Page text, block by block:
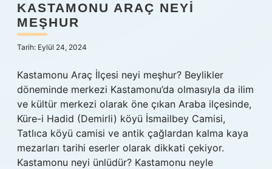
Hakkımızda
KASTAMONU ARAÇ NEYI
MEŞHUR
Tarih: Eylül 24, 2024
Kastamonu Araç İlçesi neyi meşhur? Beylikler
döneminde merkezi Kastamonu’da olmasıyla da ilim
ve kültür merkezi olarak öne çıkan Araba ilçesinde,
Küre-i Hadid (Demirli) köyü İsmailbey Camisi,
Tatlıca köyü camisi ve antik çağlardan kalma kaya
mezarları tarihi eserler olarak dikkati çekiyor.
Kastamonu neyi ünlüdür? Kastamonu neyle